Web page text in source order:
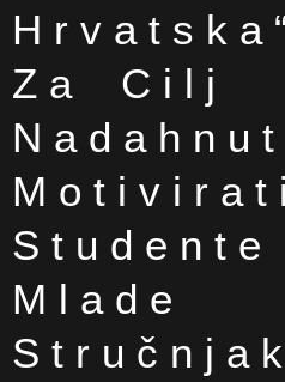
Za Cilj
Motivirati
Mlade